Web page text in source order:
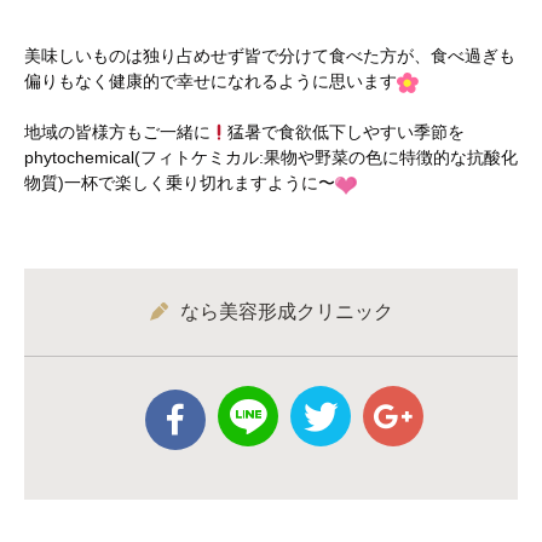
美味しいものは独り占めせず皆で分けて食べた方が、食べ過ぎも
偏りもなく健康的で幸せになれるように思います
地域の皆様方もご一緒に
猛暑で食欲低下しやすい季節を
phytochemical(フィトケミカル:果物や野菜の色に特徴的な抗酸化
物質)一杯で楽しく乗り切れますように〜
なら美容形成クリニック